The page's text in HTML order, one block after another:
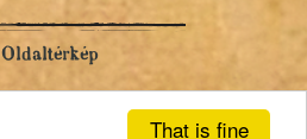
That is fine
Oldaltérkép